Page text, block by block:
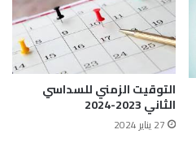
التوقيت الزمني للسداسي
الثاني 2023-2024
27 يناير 2024